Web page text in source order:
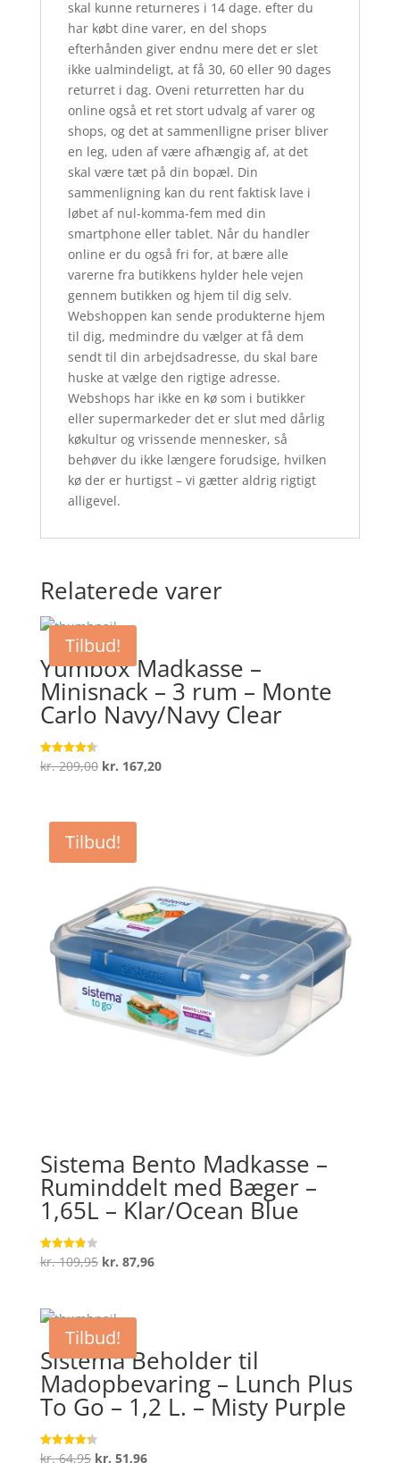
skal kunne returneres i 14 dage. efter du
har købt dine varer, en del shops
efterhånden giver endnu mere det er slet
ikke ualmindeligt, at få 30, 60 eller 90 dages
returret i dag. Oveni returretten har du
online også et ret stort udvalg af varer og
shops, og det at sammenlligne priser bliver
en leg, uden af være afhængig af, at det
skal være tæt på din bopæl. Din
sammenligning kan du rent faktisk lave i
løbet af nul-komma-fem med din
smartphone eller tablet. Når du handler
online er du også fri for, at bære alle
varerne fra butikkens hylder hele vejen
gennem butikken og hjem til dig selv.
Webshoppen kan sende produkterne hjem
til dig, medmindre du vælger at få dem
sendt til din arbejdsadresse, du skal bare
huske at vælge den rigtige adresse.
Webshops har ikke en kø som i butikker
eller supermarkeder det er slut med dårlig
køkultur og vrissende mennesker, så
behøver du ikke længere forudsige, hvilken
kø der er hurtigst – vi gætter aldrig rigtigt
alligevel.
Relaterede varer
Tilbud!
Yumbox Madkasse –
Minisnack – 3 rum – Monte
Carlo Navy/Navy Clear
Vurderet
4.5
kr.209,00 Den
var:
kr. 209,00.
kr. 167,20Den
Tilbud!
Sistema Bento Madkasse –
Ruminddelt med Bæger –
1,65L – Klar/Ocean Blue
Vurderet
3.9
kr.109,95 Den
var:
kr. 109,95.
kr. 87,96Den
Tilbud!
Sistema Beholder til
Madopbevaring – Lunch Plus
To Go – 1,2 L. – Misty Purple
Vurderet
kr.64,95 Den
kr. 51,96Den